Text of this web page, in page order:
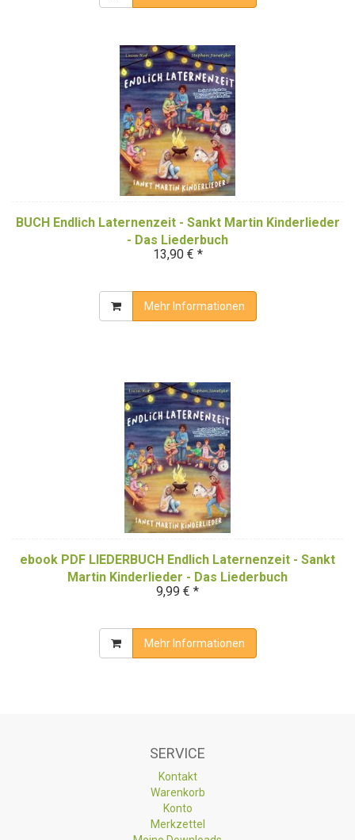
BUCH Endlich Laternenzeit - Sankt Martin Kinderlieder
- Das Liederbuch
13,90 € *
Mehr Informationen
ebook PDF LIEDERBUCH Endlich Laternenzeit - Sankt
Martin Kinderlieder - Das Liederbuch
9,99 € *
Mehr Informationen
SERVICE
Kontakt
Warenkorb
Konto
Merkzettel